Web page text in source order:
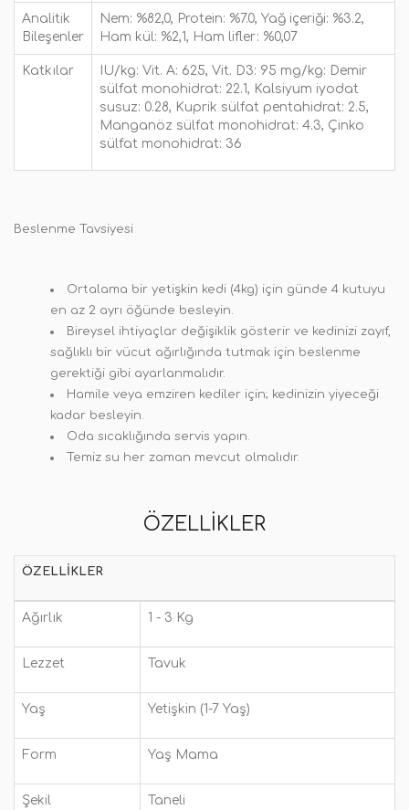
Analitik
Bileşenler
Nem: %82,0, Protein: %7.0, Yağ içeriği: %3.2,
Ham kül: %2,1, Ham lifler: %0,07
Katkılar IU/kg: Vit. A: 625, Vit. D3: 95 mg/kg: Demir
sülfat monohidrat: 22.1, Kalsiyum iyodat
susuz: 0.28, Kuprik sülfat pentahidrat: 2.5,
Manganöz sülfat monohidrat: 4.3, Çinko
sülfat monohidrat: 36
Beslenme Tavsiyesi
Ortalama bir yetişkin kedi (4kg) için günde 4 kutuyu
en az 2 ayrı öğünde besleyin.
Bireysel ihtiyaçlar değişiklik gösterir ve kedinizi zayıf,
sağlıklı bir vücut ağırlığında tutmak için beslenme
gerektiği gibi ayarlanmalıdır.
Hamile veya emziren kediler için; kedinizin yiyeceği
kadar besleyin.
Oda sıcaklığında servis yapın.
Temiz su her zaman mevcut olmalıdır.
ÖZELLIKLER
ÖZELLIKLER
Ağırlık 1 - 3 Kg
Lezzet Tavuk
Yaş Yetişkin (1-7 Yaş)
Form Yaş Mama
Şekil Taneli